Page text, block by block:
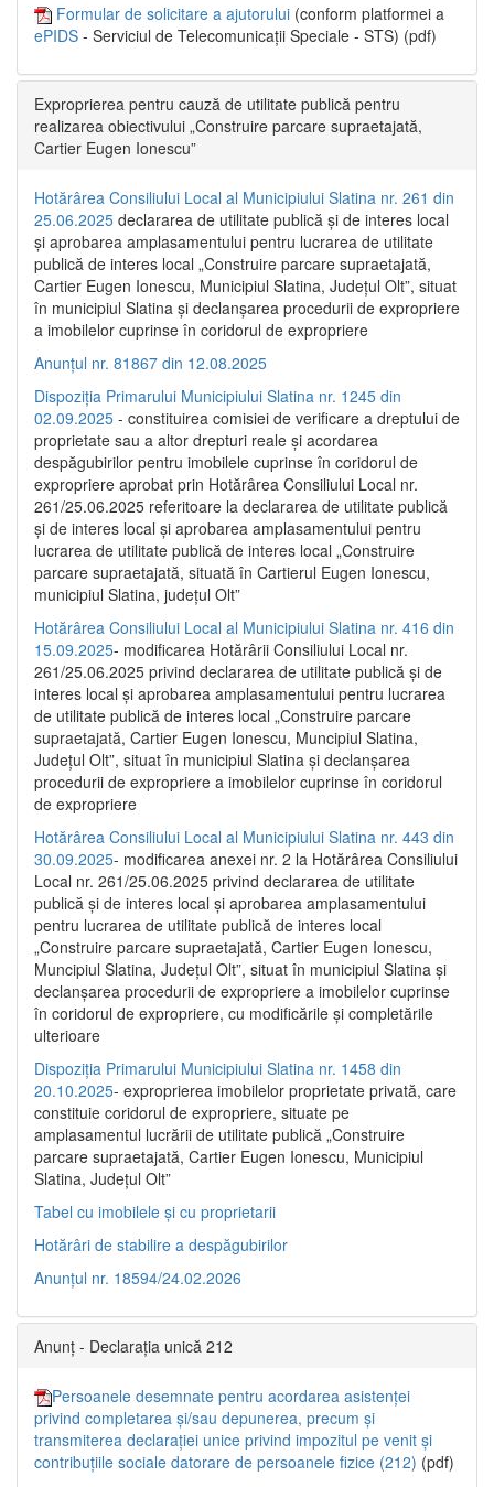
Formular de solicitare a ajutorului (conform platformei a
ePIDS - Serviciul de Telecomunicații Speciale - STS) (pdf)
Exproprierea pentru cauză de utilitate publică pentru
realizarea obiectivului „Construire parcare supraetajată,
Cartier Eugen Ionescu”
Hotărârea Consiliului Local al Municipiului Slatina nr. 261 din
25.06.2025 declararea de utilitate publică și de interes local
și aprobarea amplasamentului pentru lucrarea de utilitate
publică de interes local „Construire parcare supraetajată,
Cartier Eugen Ionescu, Municipiul Slatina, Județul Olt”, situat
în municipiul Slatina și declanșarea procedurii de expropriere
a imobilelor cuprinse în coridorul de expropriere
Anunțul nr. 81867 din 12.08.2025
Dispoziția Primarului Municipiului Slatina nr. 1245 din
02.09.2025 - constituirea comisiei de verificare a dreptului de
proprietate sau a altor drepturi reale și acordarea
despăgubirilor pentru imobilele cuprinse în coridorul de
expropriere aprobat prin Hotărârea Consiliului Local nr.
261/25.06.2025 referitoare la declararea de utilitate publică
și de interes local și aprobarea amplasamentului pentru
lucrarea de utilitate publică de interes local „Construire
parcare supraetajată, situată în Cartierul Eugen Ionescu,
municipiul Slatina, județul Olt”
Hotărârea Consiliului Local al Municipiului Slatina nr. 416 din
15.09.2025- modificarea Hotărârii Consiliului Local nr.
261/25.06.2025 privind declararea de utilitate publică și de
interes local și aprobarea amplasamentului pentru lucrarea
de utilitate publică de interes local „Construire parcare
supraetajată, Cartier Eugen Ionescu, Muncipiul Slatina,
Județul Olt”, situat în municipiul Slatina și declanșarea
procedurii de expropriere a imobilelor cuprinse în coridorul
de expropriere
Hotărârea Consiliului Local al Municipiului Slatina nr. 443 din
30.09.2025- modificarea anexei nr. 2 la Hotărârea Consiliului
Local nr. 261/25.06.2025 privind declararea de utilitate
publică şi de interes local şi aprobarea amplasamentului
pentru lucrarea de utilitate publică de interes local
„Construire parcare supraetajată, Cartier Eugen Ionescu,
Muncipiul Slatina, Judeţul Olt”, situat în municipiul Slatina şi
declanşarea procedurii de expropriere a imobilelor cuprinse
în coridorul de expropriere, cu modificările şi completările
ulterioare
Dispoziția Primarului Municipiului Slatina nr. 1458 din
20.10.2025- exproprierea imobilelor proprietate privată, care
constituie coridorul de expropriere, situate pe
amplasamentul lucrării de utilitate publică „Construire
parcare supraetajată, Cartier Eugen Ionescu, Municipiul
Slatina, Județul Olt”
Tabel cu imobilele și cu proprietarii
Hotărâri de stabilire a despăgubirilor
Anunțul nr. 18594/24.02.2026
Anunț - Declarația unică 212
Persoanele desemnate pentru acordarea asistenței
privind completarea și/sau depunerea, precum și
transmiterea declarației unice privind impozitul pe venit și
contribuțiile sociale datorare de persoanele fizice (212) (pdf)